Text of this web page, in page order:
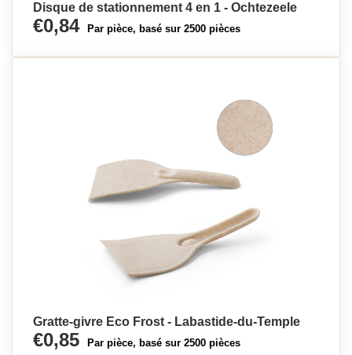
Disque de stationnement 4 en 1 - Ochtezeele
€0,84 Par pièce, basé sur 2500 pièces
Gratte-givre Eco Frost - Labastide-du-Temple
€0,85 Par pièce, basé sur 2500 pièces